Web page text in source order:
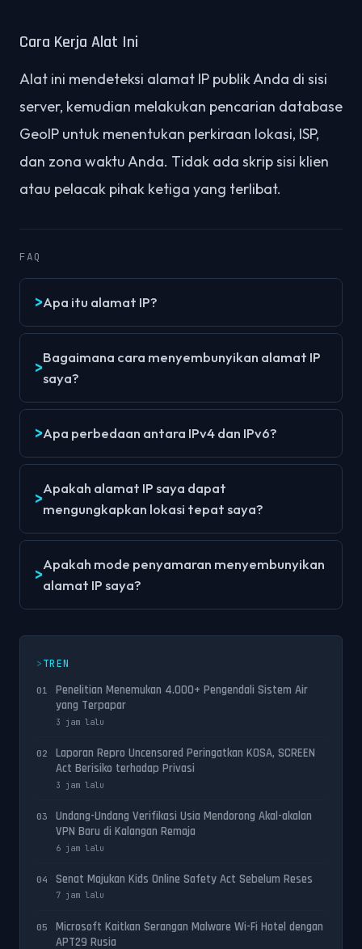
Cara Kerja Alat Ini
Alat ini mendeteksi alamat IP publik Anda di sisi
server, kemudian melakukan pencarian database
GeoIP untuk menentukan perkiraan lokasi, ISP,
dan zona waktu Anda. Tidak ada skrip sisi klien
atau pelacak pihak ketiga yang terlibat.
FAQ
Apa itu alamat IP?
Bagaimana cara menyembunyikan alamat IP
saya?
Apa perbedaan antara IPv4 dan IPv6?
Apakah alamat IP saya dapat
mengungkapkan lokasi tepat saya?
Apakah mode penyamaran menyembunyikan
alamat IP saya?
TREN
01
Penelitian Menemukan 4.000+ Pengendali Sistem Air
yang Terpapar
3 jam lalu
02
Laporan Repro Uncensored Peringatkan KOSA, SCREEN
Act Berisiko terhadap Privasi
3 jam lalu
03
Undang-Undang Verifikasi Usia Mendorong Akal-akalan
VPN Baru di Kalangan Remaja
6 jam lalu
04 Senat Majukan Kids Online Safety Act Sebelum Reses
7 jam lalu
05
Microsoft Kaitkan Serangan Malware Wi-Fi Hotel dengan
APT29 Rusia